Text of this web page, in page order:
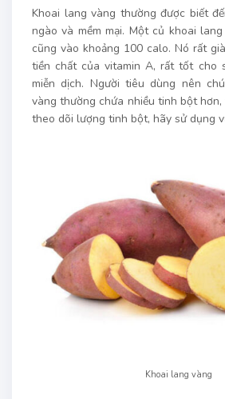
Khoai lang vàng thường được biết
ngào và mềm mại. Một củ khoai
cũng vào khoảng 100 calo. Nó rất
tiền chất của vitamin A, rất tốt cho
miễn dịch. Người tiêu dùng nên
vàng thường chứa nhiều tinh bột hơn,
theo dõi lượng tinh bột, hãy sử dụng
Khoai lang vàng